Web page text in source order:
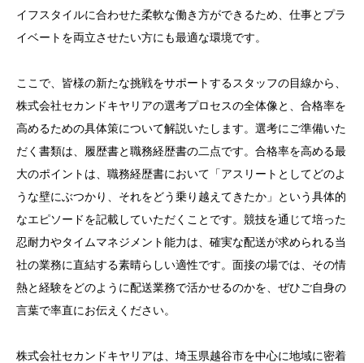
イフスタイルに合わせた柔軟な働き方ができるため、仕事とプラ
イベートを両立させたい方にも最適な環境です。
ここで、皆様の新たな挑戦をサポートするスタッフの目線から、
株式会社セカンドキヤリアの選考プロセスの全体像と、合格率を
高めるための具体策について解説いたします。選考にご準備いた
だく書類は、履歴書と職務経歴書の二点です。合格率を高める最
大のポイントは、職務経歴書において「アスリートとしてどのよ
うな壁にぶつかり、それをどう乗り越えてきたか」という具体的
なエピソードを記載していただくことです。競技を通じて培った
忍耐力やタイムマネジメント能力は、確実な配送が求められる当
社の業務に直結する素晴らしい適性です。面接の場では、その情
熱と経験をどのように配送業務で活かせるのかを、ぜひご自身の
言葉で率直にお伝えください。
株式会社セカンドキヤリアは、埼玉県越谷市を中心に地域に密着